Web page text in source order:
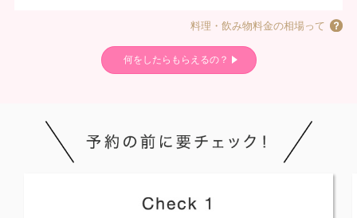
料理・飲み物料金の相場って
何をしたらもらえるの？